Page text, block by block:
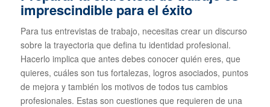
imprescindible para el éxito
Para tus entrevistas de trabajo, necesitas crear un discurso
sobre la trayectoria que defina tu identidad profesional.
Hacerlo implica que antes debes conocer quién eres, que
quieres, cuáles son tus fortalezas, logros asociados, puntos
de mejora y también los motivos de todos tus cambios
profesionales. Estas son cuestiones que requieren de una